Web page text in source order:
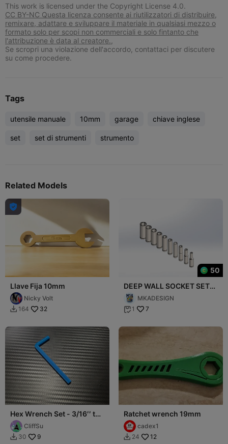
This work is licensed under the Copyright License 4.0.
CC BY-NC Questa licenza consente ai riutilizzatori di distribuire,
remixare, adattare e sviluppare il materiale in qualsiasi mezzo o
formato solo per scopi non commerciali e solo fintanto che
l'attribuzione è data al creatore.,
Se scropri una violazione dell'accordo, contattaci per discutere
su come procedere.
Tags
utensile manuale 10mm garage chiave inglese
set set di strumenti strumento
Related Models

Llave Fija 10mm
Nicky Volt
 164 32
50
DEEP WALL SOCKET SET
CONTAINS 10 SIZES
MKADESIGN
 1 7
Hex Wrench Set - 3/16′′ to
1/2′′ CliffSu
 30 9
Ratchet wrench 19mm
cadex1
 24 12